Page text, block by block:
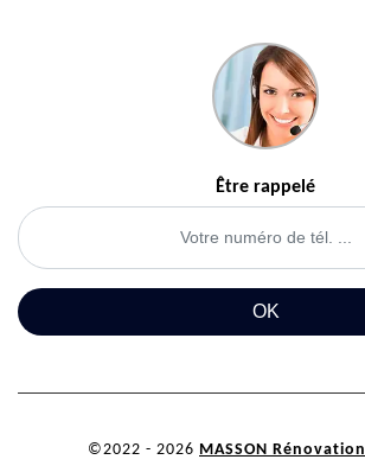
Être rappelé
©2022 - 2026 MASSON Rénovation